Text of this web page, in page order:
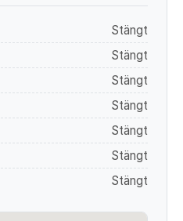
Stängt
Stängt
Stängt
Stängt
Stängt
Stängt
Stängt